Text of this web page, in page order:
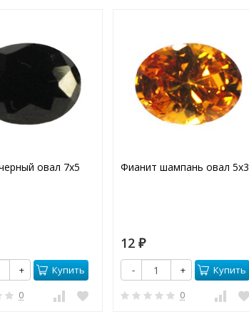
овал 7х5
+ Купить
0
Фианит шампань овал 5х3
12 ₽
- + Купить
0